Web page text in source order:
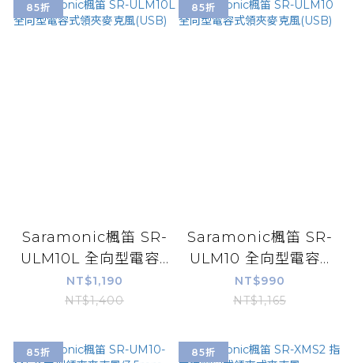
85折
Saramonic楓笛 SR-
ULM10L 全向型電容...
NT$1,190
NT$1,400
85折
Saramonic楓笛 SR-
ULM10 全向型電容...
NT$990
NT$1,165
85折 85折